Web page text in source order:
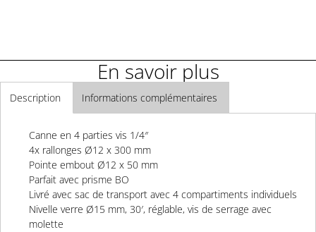
En savoir plus
Description Informations complémentaires
Canne en 4 parties vis 1/4″
4x rallonges Ø12 x 300 mm
Pointe embout Ø12 x 50 mm
Parfait avec prisme BO
Livré avec sac de transport avec 4 compartiments individuels
Nivelle verre Ø15 mm, 30′, réglable, vis de serrage avec
molette